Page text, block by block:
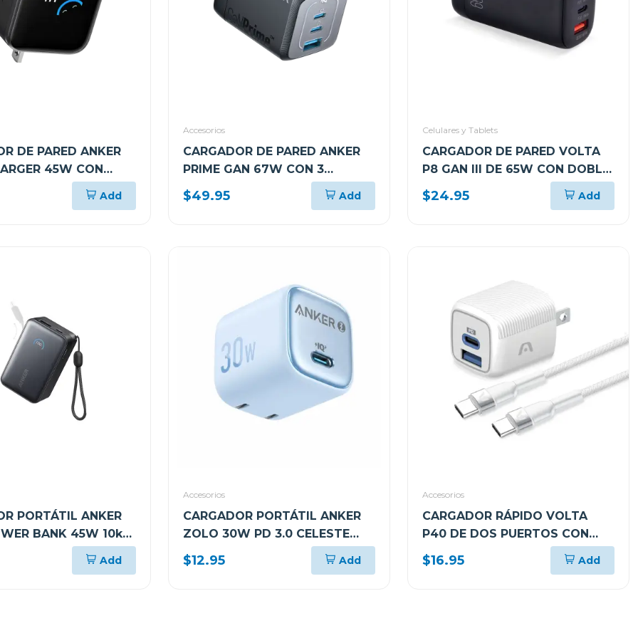
DE PARED ANKER
45W CON
USB-C NEGRO
Add
Accesorios
CARGADOR DE PARED ANKER
PRIME GAN 67W CON 3
PUERTOS USB-C NEGRO
A2669113
$49.95 Add
Celulares y Tablets
CARGADOR DE PARED VOLTA
P8 GAN III DE 65W CON DOBLE
PUERTO USB-C Y ENCHUFLE
PLEGABLE ARGAC0126
$24.95 Add
PORTÁTIL ANKER
BANK 45W 10k
Add
Accesorios
CARGADOR PORTÁTIL ANKER
ZOLO 30W PD 3.0 CELESTE
A2698J31
$12.95 Add
Accesorios
CARGADOR RÁPIDO VOLTA
P40 DE DOS PUERTOS CON
CABLE USB TIPO C
ARGAC0155WT
$16.95 Add